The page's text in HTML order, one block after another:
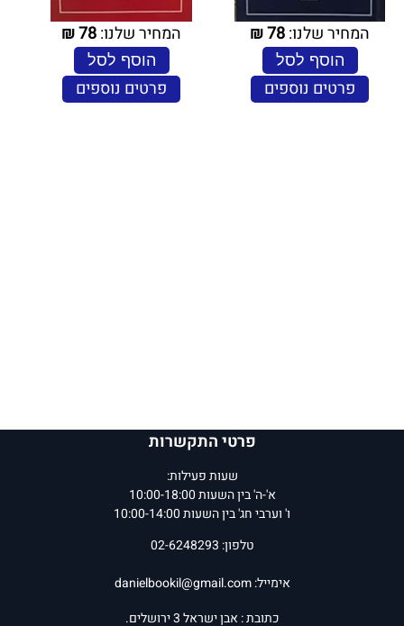
המחיר שלנו:78
₪
הוסף לסל
פרטים נוספים
המחיר שלנו:78
₪
הוסף לסל
פרטים נוספים
פרטי התקשרות
שעות פעילות:
א'-ה' בין השעות 10:00-18:00
ו' וערבי חג' בין השעות 10:00-14:00
טלפון: 02-6248293
אימייל:danielbookil@gmail.com
כתובת : אבן ישראל 3 ירושלים.